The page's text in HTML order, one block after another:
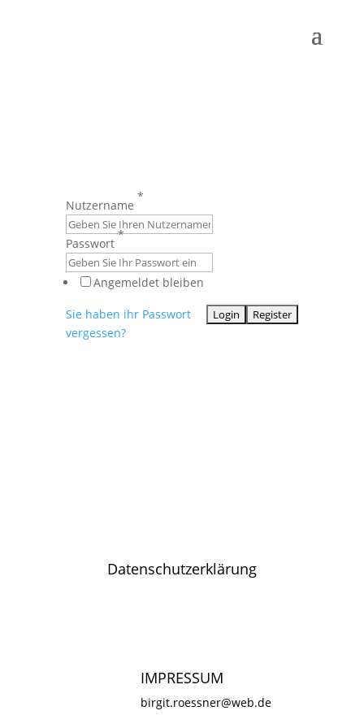
Nutzername
*
Passwort
*
Angemeldet bleiben
Sie haben ihr Passwort
vergessen?
Datenschutzerklärung
IMPRESSUM
birgit.roessner@web.de